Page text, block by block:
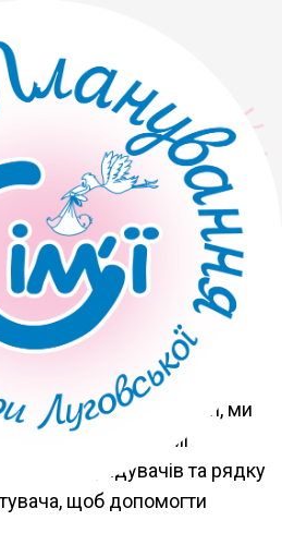
cps-tl.com
коментарі на сайті, ми
у формі
відвідувачів та рядку
щоб допомогти